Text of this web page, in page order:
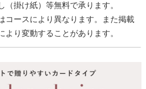
掛け紙）等無料で承ります。
コースにより異なります。また掲載
より変動することがあります。